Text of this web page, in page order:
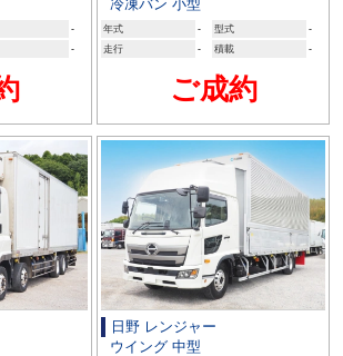
-
-
冷凍バン 小型
年式 - 型式
-
走行
- 積載 -
ご成約
日野 レンジャー
ウイング 中型